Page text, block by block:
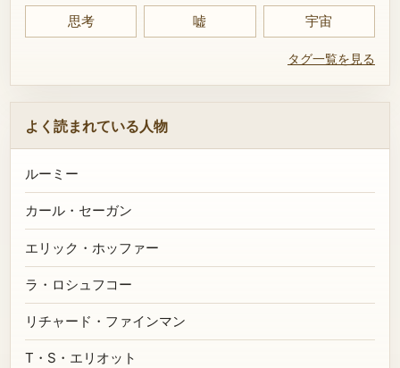
思考 嘘 宇宙
タグ一覧を見る
よく読まれている人物
ルーミー
カール・セーガン
エリック・ホッファー
ラ・ロシュフコー
リチャード・ファインマン
T・S・エリオット